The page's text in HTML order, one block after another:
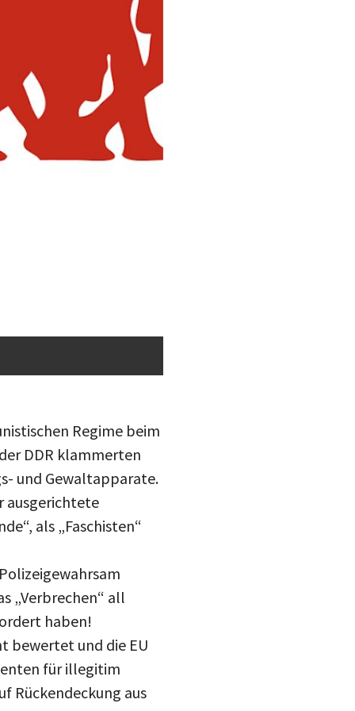
Regime beim
DDR klammerten
und Gewaltapparate.
ausgerichtete
als „Faschisten“
„Verbrechen“ all
haben!
bewertet und die EU
für illegitim
Rückendeckung aus